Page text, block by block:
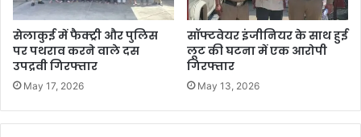
सेलाकुई में फैक्ट्री और पुलिस
पर पथराव करने वाले दस
उपद्रवी गिरफ्तार
May 17, 2026
सॉफ्टवेयर इंजीनियर के साथ हुई
लूट की घटना में एक आरोपी
गिरफ्तार
May 13, 2026